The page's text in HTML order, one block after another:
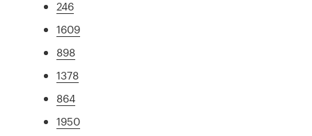
246
1609
898
1378
864
1950